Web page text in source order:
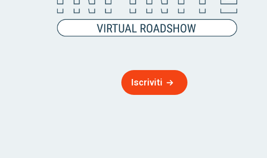
Iscriviti